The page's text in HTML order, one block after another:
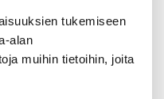
tukemiseen
alan
muihin tietoihin, joita
joissa on
raketti